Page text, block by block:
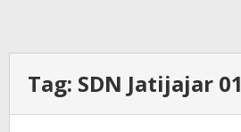
Tag: SDN Jatijajar 01